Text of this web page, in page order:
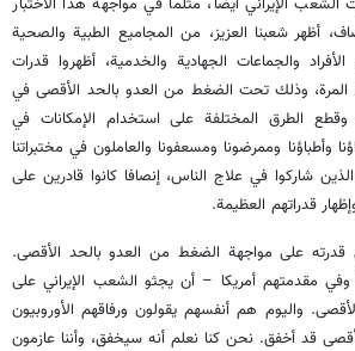
أظهر شعبنا العزيز، من المجاميع الطبية والصحية
الأفراد والجماعات الجهادية والخدمية، أظهروا قدرات
المرة، وذلك تحت الضغط من العدو بالحد الأقصى في
الطرق المختلفة على استخدام الإمكانات في
وأطباؤنا وممرضونا ومسعفونا والعاملون في مختبراتنا
شاركوا في علاج الناس، إنصافا كانوا قادرين على
قدراتهم العظيمة.
قدرته على مواجهة الضغط من العدو بالحد الأقصى.
وفي مقدمتهم أمريكا – أن يجثو الشعب الإيراني على
واليوم هم أنفسهم يقولون ورفاقهم الأوروبيون
قد أخفق. نحن كنا نعلم أنه سيخفق، وأننا عازمون